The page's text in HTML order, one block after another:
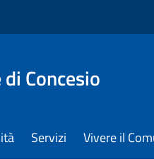
Concesio
Servizi Vivere il